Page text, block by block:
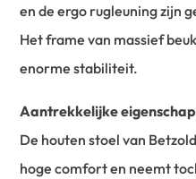
en de ergo rugleuning zijn
Het frame van massief
enorme stabiliteit.
Aantrekkelijke
De houten stoel van
hoge comfort en neemt